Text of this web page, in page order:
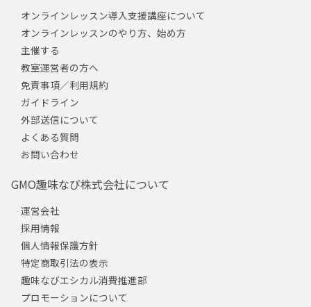
オンラインレッスン導入支援講座について
オンラインレッスンのやり方、始め方
主催する
教室運営者の方へ
免責事項／利用規約
ガイドライン
外部送信について
よくある質問
お問い合わせ
GMO趣味なび株式会社について
運営会社
採用情報
個人情報保護方針
特定商取引法の表示
趣味なびエシカル消費推進部
プロモーションについて